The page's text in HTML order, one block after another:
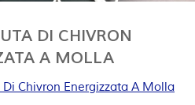
DI CHIVRON
A MOLLA
Di Chivron Energizzata A Molla